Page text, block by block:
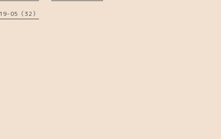
05（32）